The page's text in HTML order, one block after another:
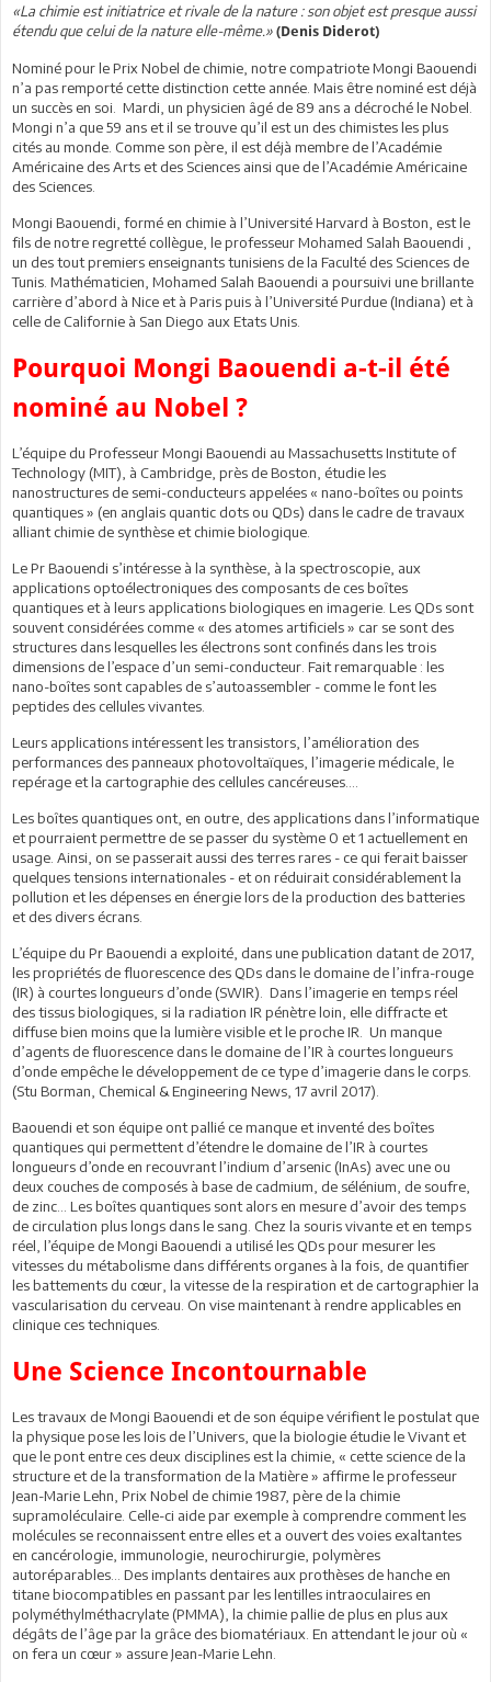
«La chimie est initiatrice et rivale de la nature : son objet est presque aussi
étendu que celui de la nature elle-même.» (Denis Diderot)
Nominé pour le Prix Nobel de chimie, notre compatriote Mongi Baouendi
n’a pas remporté cette distinction cette année. Mais être nominé est déjà
un succès en soi. Mardi, un physicien âgé de 89 ans a décroché le Nobel.
Mongi n’a que 59 ans et il se trouve qu’il est un des chimistes les plus
cités au monde. Comme son père, il est déjà membre de l’Académie
Américaine des Arts et des Sciences ainsi que de l’Académie Américaine
des Sciences.
Mongi Baouendi, formé en chimie à l’Université Harvard à Boston, est le
fils de notre regretté collègue, le professeur Mohamed Salah Baouendi ,
un des tout premiers enseignants tunisiens de la Faculté des Sciences de
Tunis. Mathématicien, Mohamed Salah Baouendi a poursuivi une brillante
carrière d’abord à Nice et à Paris puis à l’Université Purdue (Indiana) et à
celle de Californie à San Diego aux Etats Unis.
Pourquoi Mongi Baouendi a-t-il été
nominé au Nobel ?
L’équipe du Professeur Mongi Baouendi au Massachusetts Institute of
Technology (MIT), à Cambridge, près de Boston, étudie les
nanostructures de semi-conducteurs appelées « nano-boîtes ou points
quantiques » (en anglais quantic dots ou QDs) dans le cadre de travaux
alliant chimie de synthèse et chimie biologique.
Le Pr Baouendi s’intéresse à la synthèse, à la spectroscopie, aux
applications optoélectroniques des composants de ces boîtes
quantiques et à leurs applications biologiques en imagerie. Les QDs sont
souvent considérées comme « des atomes artificiels » car se sont des
structures dans lesquelles les électrons sont confinés dans les trois
dimensions de l’espace d’un semi-conducteur. Fait remarquable : les
nano-boîtes sont capables de s’autoassembler - comme le font les
peptides des cellules vivantes.
Leurs applications intéressent les transistors, l’amélioration des
performances des panneaux photovoltaïques, l’imagerie médicale, le
repérage et la cartographie des cellules cancéreuses….
Les boîtes quantiques ont, en outre, des applications dans l’informatique
et pourraient permettre de se passer du système 0 et 1 actuellement en
usage. Ainsi, on se passerait aussi des terres rares - ce qui ferait baisser
quelques tensions internationales - et on réduirait considérablement la
pollution et les dépenses en énergie lors de la production des batteries
et des divers écrans.
L’équipe du Pr Baouendi a exploité, dans une publication datant de 2017,
les propriétés de fluorescence des QDs dans le domaine de l’infra-rouge
(IR) à courtes longueurs d’onde (SWIR). Dans l’imagerie en temps réel
des tissus biologiques, si la radiation IR pénètre loin, elle diffracte et
diffuse bien moins que la lumière visible et le proche IR. Un manque
d’agents de fluorescence dans le domaine de l’IR à courtes longueurs
d’onde empêche le développement de ce type d’imagerie dans le corps.
(Stu Borman, Chemical & Engineering News, 17 avril 2017).
Baouendi et son équipe ont pallié ce manque et inventé des boîtes
quantiques qui permettent d’étendre le domaine de l’IR à courtes
longueurs d’onde en recouvrant l’indium d’arsenic (InAs) avec une ou
deux couches de composés à base de cadmium, de sélénium, de soufre,
de zinc… Les boîtes quantiques sont alors en mesure d’avoir des temps
de circulation plus longs dans le sang. Chez la souris vivante et en temps
réel, l’équipe de Mongi Baouendi a utilisé les QDs pour mesurer les
vitesses du métabolisme dans différents organes à la fois, de quantifier
les battements du cœur, la vitesse de la respiration et de cartographier la
vascularisation du cerveau. On vise maintenant à rendre applicables en
clinique ces techniques.
Une Science Incontournable
Les travaux de Mongi Baouendi et de son équipe vérifient le postulat que
la physique pose les lois de l’Univers, que la biologie étudie le Vivant et
que le pont entre ces deux disciplines est la chimie, « cette science de la
structure et de la transformation de la Matière » affirme le professeur
Jean-Marie Lehn, Prix Nobel de chimie 1987, père de la chimie
supramoléculaire. Celle-ci aide par exemple à comprendre comment les
molécules se reconnaissent entre elles et a ouvert des voies exaltantes
en cancérologie, immunologie, neurochirurgie, polymères
autoréparables… Des implants dentaires aux prothèses de hanche en
titane biocompatibles en passant par les lentilles intraoculaires en
polyméthylméthacrylate (PMMA), la chimie pallie de plus en plus aux
dégâts de l’âge par la grâce des biomatériaux. En attendant le jour où «
on fera un cœur » assure Jean-Marie Lehn.